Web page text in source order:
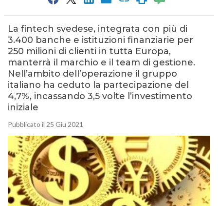
La fintech svedese, integrata con più di
3.400 banche e istituzioni finanziarie per
250 milioni di clienti in tutta Europa,
manterrà il marchio e il team di gestione.
Nell’ambito dell’operazione il gruppo
italiano ha ceduto la partecipazione del
4,7%, incassando 3,5 volte l’investimento
iniziale
Pubblicato il 25 Giu 2021